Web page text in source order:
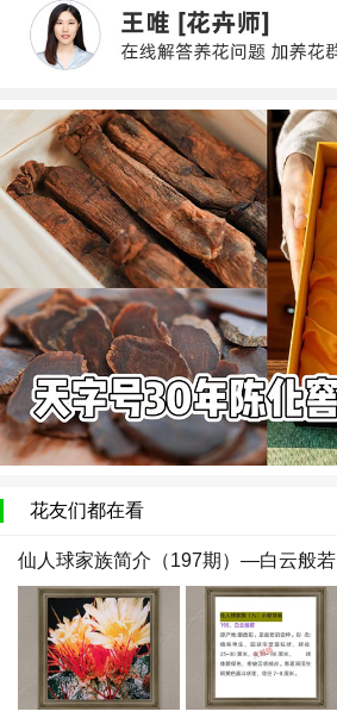
花友们都在看
仙人球家族简介（197期）—白云般若